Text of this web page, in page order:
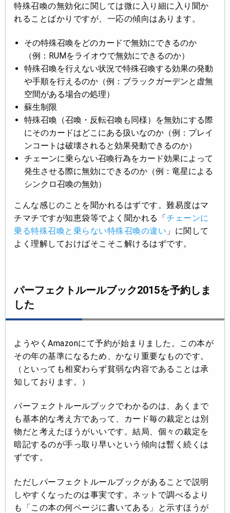
特殊召喚の無効化に関しては微に入り細に入り聞か
れることばかりですが、一応の傾向はあります。
その特殊召喚をどのカードで無効にできるのか
（例：RUMをライオウで無効にできるのか）
特殊召喚を行えない状況で特殊召喚する効果の発動
や手順を行えるのか（例：ブラックガーデンと虚無
空間がある場合の処理）
蘇生制限
特殊召喚（召喚・反転召喚も同様）を無効にする際
にそのカードはどこにある扱いなのか（例：プレイ
ンコートは破壊されると効果発動できるのか）
チェーンに乗らない召喚行為をカード効果によって
発生させる際に無効にできるのか（例：竜星による
シンクロ召喚の無効）
こんな感じのことを聞かれるはずです。難易度はマ
チマチですが知恵袋等でよく聞かれる「 チェーンに
乗る特殊召喚と乗らない特殊召喚の違い 」に関して
よく理解しておけばそこそこ解けるはずです。
パーフェクトルールブック2015を予約しま
した
ようやくAmazonにて予約が始まりました。この本が
その年の基準になるため、かなり重要なものです。
（といっても相変わらず貧弱な内容であることは承
知しております。）
パーフェクトルールブックでわかるのは、あくまで
も基本的な考え方であって、カード毎の裁定とは別
物だと考えたほうがいいです。結局、個々の裁定を
暗記するのが手っ取り早いという傾向は暫く続くは
ずです。
ただしパーフェクトルールブックがあることで説明
しやすくなったのは事実です。ネットで調べるより
も「この本の何ページに書いてある」と示すほうが